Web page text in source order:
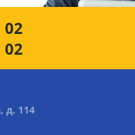
02
02
д. 114